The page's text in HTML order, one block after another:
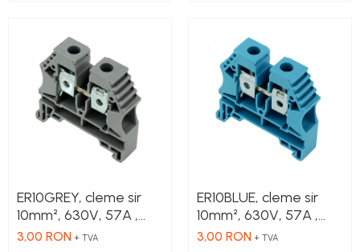
ER10GREY, cleme sir
10mm², 630V, 57A ,
culoare gri
3,00 RON + TVA
ER10BLUE, cleme sir
10mm², 630V, 57A ,
culoare albastru
3,00 RON + TVA